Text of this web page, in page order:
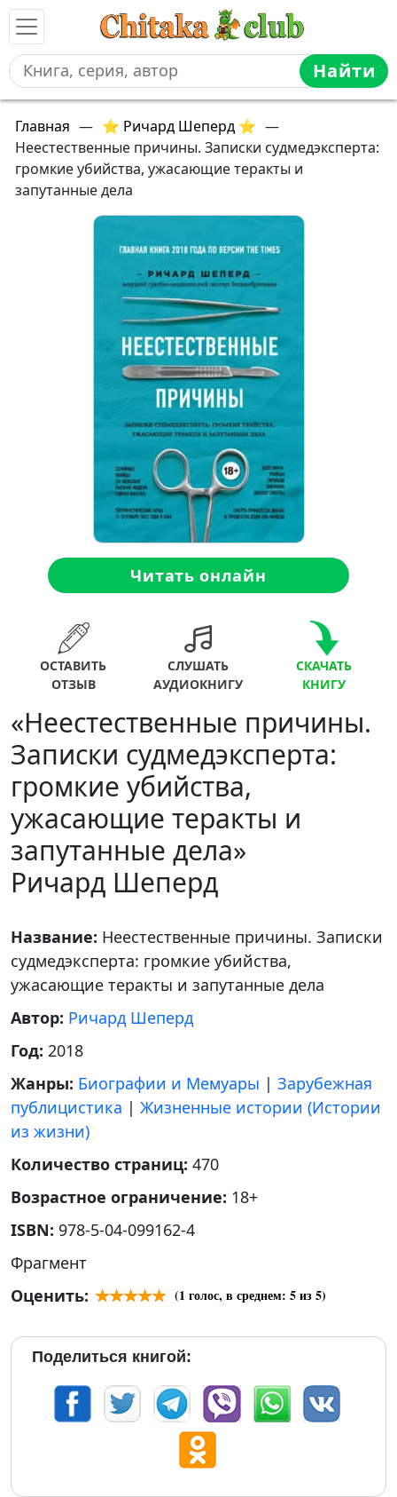
Найти
Главная — ⭐ Ричард Шеперд ⭐ —
Неестественные причины. Записки судмедэксперта:
громкие убийства, ужасающие теракты и
запутанные дела
Читать онлайн
ОСТАВИТЬ
ОТЗЫВ
СЛУШАТЬ
АУДИОКНИГУ
СКАЧАТЬ
КНИГУ
«Неестественные причины.
Записки судмедэксперта:
громкие убийства,
ужасающие теракты и
запутанные дела»
Ричард Шеперд
Название: Неестественные причины. Записки
судмедэксперта: громкие убийства,
ужасающие теракты и запутанные дела
Автор: Ричард Шеперд
Год: 2018
Жанры: Биографии и Мемуары | Зарубежная
публицистика | Жизненные истории (Истории
из жизни)
Количество страниц: 470
Возрастное ограничение: 18+
ISBN: 978-5-04-099162-4
Фрагмент
Оценить:
(1 голос, в среднем: 5из 5)
Поделиться книгой: